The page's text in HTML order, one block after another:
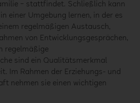
– stattfindet. Schließlich kann
einer Umgebung lernen, in der es
regelmäßigen Austausch,
von Entwicklungsgesprächen,
regelmäßige
sind ein Qualitätsmerkmal
Im Rahmen der Erziehungs- und
nehmen sie einen wichtigen